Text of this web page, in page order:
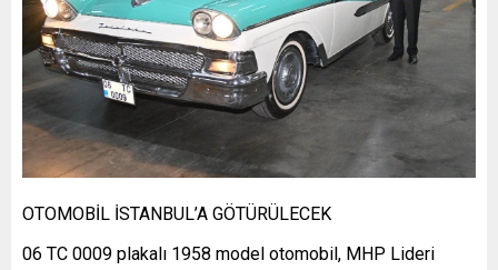
OTOMOBİL İSTANBUL’A GÖTÜRÜLECEK
06 TC 0009 plakalı 1958 model otomobil, MHP Lideri